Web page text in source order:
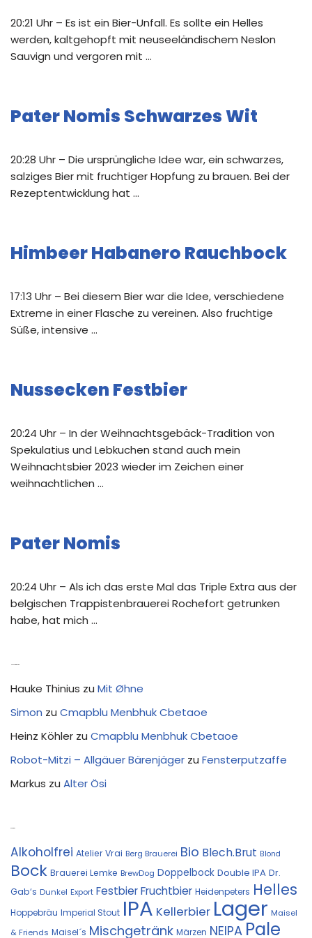
20:21 Uhr – Es ist ein Bier-Unfall. Es sollte ein Helles
werden, kaltgehopft mit neuseeländischem Neslon
Sauvign und vergoren mit …
Pater Nomis Schwarzes Wit
20:28 Uhr – Die ursprüngliche Idee war, ein schwarzes,
salziges Bier mit fruchtiger Hopfung zu brauen. Bei der
Rezeptentwicklung hat …
Himbeer Habanero Rauchbock
17:13 Uhr – Bei diesem Bier war die Idee, verschiedene
Extreme in einer Flasche zu vereinen. Also fruchtige
Süße, intensive …
Nussecken Festbier
20:24 Uhr – In der Weihnachtsgebäck-Tradition von
Spekulatius und Lebkuchen stand auch mein
Weihnachtsbier 2023 wieder im Zeichen einer
weihnachtlichen …
Pater Nomis
20:24 Uhr – Als ich das erste Mal das Triple Extra aus der
belgischen Trappistenbrauerei Rochefort getrunken
habe, hat mich …
Hauke Thinius zu Mit Øhne
Simon zu Cmapblu Menbhuk Cbetaoe
Heinz Köhler zu Cmapblu Menbhuk Cbetaoe
Robot-Mitzi – Allgäuer Bärenjäger zu Fensterputzaffe
Markus zu Alter Ösi
Alkoholfrei Atelier Vrai Berg Brauerei Bio Blech.Brut Blond
Bock Brauerei Lemke BrewDog Doppelbock Double IPA Dr.
Gab‘s Dunkel Export FestbierFruchtbier Heidenpeters Helles
Hoppebräu Imperial Stout IPA Kellerbier Lager Maisel
& Friends Maisel´s Mischgetränk Märzen NEIPA Pale